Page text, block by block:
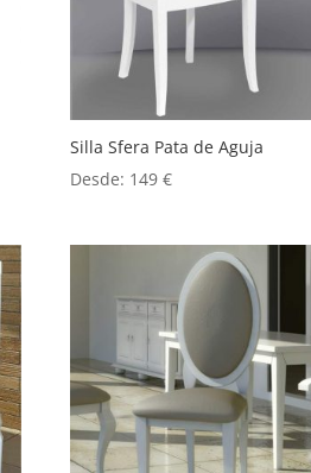
Silla Sfera Pata de Aguja
Desde: 149€